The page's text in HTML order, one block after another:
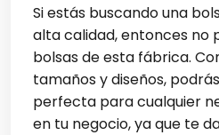
Si estás buscando una
alta calidad, entonces no
bolsas de esta fábrica.
tamaños y diseños,
perfecta para cualquier
en tu negocio, ya que te